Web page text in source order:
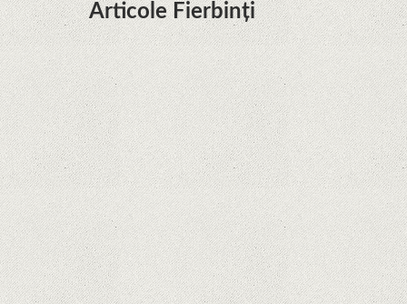
Articole Fierbinți
Dota Anime venind la Netflix în această lună de
la Legenda Korra Studio Mir
Curtea Supremă reglementează în favoarea
Google în Oracle Java Fight
Zvon: aplicațiile Google nu se mai pot instala pe
terminalele Huawei cu procesoare Kirin